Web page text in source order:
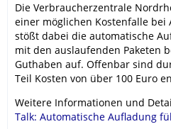
Die Verbraucherzentrale
einer möglichen Kostenfalle bei
stößt dabei die automatische
mit den auslaufenden Paketen
Guthaben auf. Offenbar sind
Teil Kosten von über 100 Euro
Weitere Informationen und
Talk: Automatische Aufladung